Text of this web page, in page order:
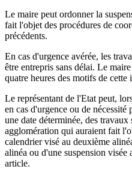
Le maire peut ordonner la
fait l'objet des procédures de
précédents.
En cas d'urgence avérée, les
être entrepris sans délai. Le
quatre heures des motifs de cette
Le représentant de l'Etat peut,
en cas d'urgence ou de
une date déterminée, des
agglomération qui auraient fait
calendrier visé au deuxième
alinéa ou d'une suspension visée
article.